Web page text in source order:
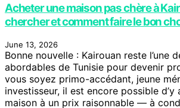
Acheter une maison pas chère à
chercher et comment faire le bon
June 13, 2026
Bonne nouvelle : Kairouan reste l’une
abordables de Tunisie pour devenir
vous soyez primo-accédant, jeune
investisseur, il est encore possible d’y
maison à un prix raisonnable — à